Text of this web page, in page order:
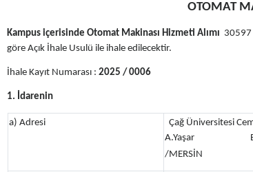
OTOMAT
Kampus içerisinde Otomat Makinası Hizmeti Alımı 30597
göre Açık İhale Usulü ile ihale edilecektir.
İhale Kayıt Numarası : 2025 / 0006
1. İdarenin
a) Adresi
Çağ Üniversitesi
A.Yaşar
/MERSİN